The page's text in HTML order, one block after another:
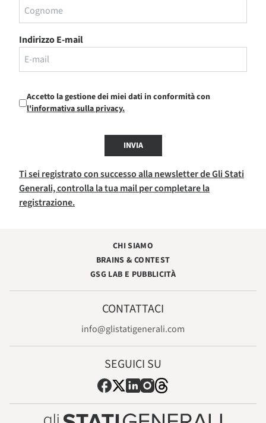
Indirizzo E-mail
Accetto la gestione dei miei dati in conformità con
l'informativa sulla privacy.
INVIA
Ti sei registrato con successo alla newsletter de Gli Stati
Generali, controlla la tua mail per completare la
registrazione.
CHI SIAMO
BRAINS & CONTEST
GSG LAB E PUBBLICITÀ
CONTATTACI
info@glistatigenerali.com
SEGUICI SU